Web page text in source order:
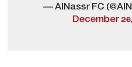
— AlNassr FC
December